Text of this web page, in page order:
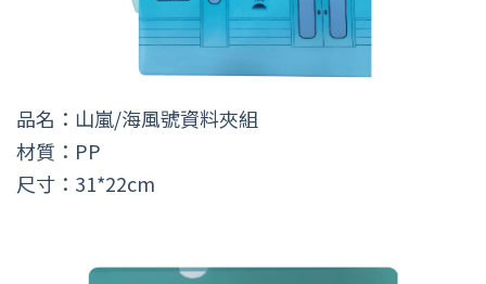
品名：山嵐/海風號資料夾組
材質：PP
尺寸：31*22cm